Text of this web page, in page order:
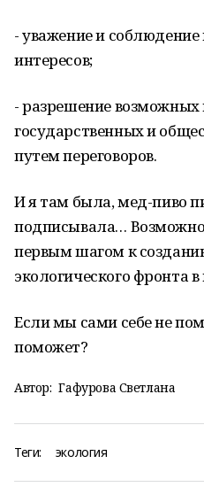
- уважение и
интересов;
- разрешение
государственных и
путем переговоров.
И я там была, мед-пиво
подписывала…
первым шагом к
экологического фронта
Если мы сами себе не
поможет?
Автор: Гафурова Светлана
Теги: экология